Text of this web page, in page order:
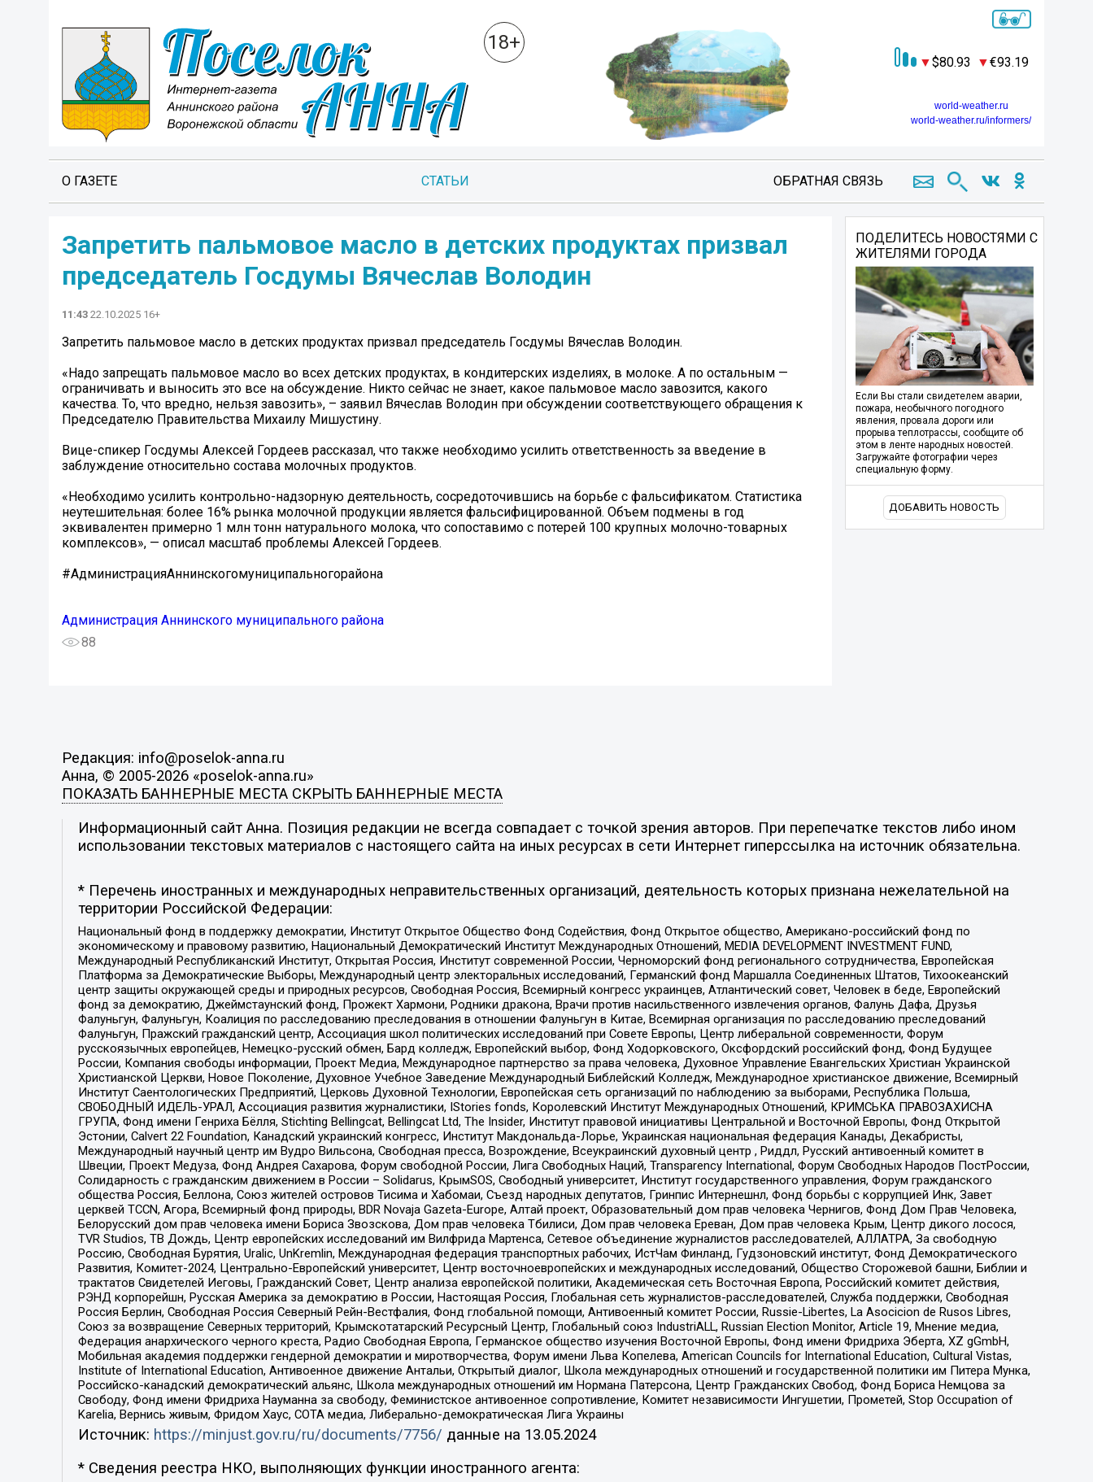
18+
80.93 93.19
world-weather.ru
world-weather.ru/informers/
О ГАЗЕТЕ СТАТЬИ ОБРАТНАЯ СВЯЗЬ
Запретить пальмовое масло в детских продуктах призвал
председатель Госдумы Вячеслав Володин
11:43 22.10.2025 16+
Запретить пальмовое масло в детских продуктах призвал председатель Госдумы Вячеслав Володин.
«Надо запрещать пальмовое масло во всех детских продуктах, в кондитерских изделиях, в молоке. А по остальным —
ограничивать и выносить это все на обсуждение. Никто сейчас не знает, какое пальмовое масло завозится, какого
качества. То, что вредно, нельзя завозить», – заявил Вячеслав Володин при обсуждении соответствующего обращения к
Председателю Правительства Михаилу Мишустину.
Вице-спикер Госдумы Алексей Гордеев рассказал, что также необходимо усилить ответственность за введение в
заблуждение относительно состава молочных продуктов.
«Необходимо усилить контрольно-надзорную деятельность, сосредоточившись на борьбе с фальсификатом. Статистика
неутешительная: более 16% рынка молочной продукции является фальсифицированной. Объем подмены в год
эквивалентен примерно 1 млн тонн натурального молока, что сопоставимо с потерей 100 крупных молочно-товарных
комплексов», — описал масштаб проблемы Алексей Гордеев.
#АдминистрацияАннинскогомуниципальногорайона
Администрация Аннинского муниципального района
88
ПОДЕЛИТЕСЬ НОВОСТЯМИ С
ЖИТЕЛЯМИ ГОРОДА
Если Вы стали свидетелем аварии,
пожара, необычного погодного
явления, провала дороги или
прорыва теплотрассы, сообщите об
этом в ленте народных новостей.
Загружайте фотографии через
специальную форму.
ДОБАВИТЬ НОВОСТЬ
Редакция: info@poselok-anna.ru
Анна, © 2005-2026 «poselok-anna.ru»
ПОКАЗАТЬ БАННЕРНЫЕ МЕСТА СКРЫТЬ БАННЕРНЫЕ МЕСТА
Информационный сайт Анна. Позиция редакции не всегда совпадает с точкой зрения авторов. При перепечатке текстов либо ином
использовании текстовых материалов с настоящего сайта на иных ресурсах в сети Интернет гиперссылка на источник обязательна.
* Перечень иностранных и международных неправительственных организаций, деятельность которых признана нежелательной на
территории Российской Федерации:
Национальный фонд в поддержку демократии, Институт Открытое Общество Фонд Содействия, Фонд Открытое общество, Американо-российский фонд по
экономическому и правовому развитию, Национальный Демократический Институт Международных Отношений, MEDIA DEVELOPMENT INVESTMENT FUND,
Международный Республиканский Институт, Открытая Россия, Институт современной России, Черноморский фонд регионального сотрудничества, Европейская
Платформа за Демократические Выборы, Международный центр электоральных исследований, Германский фонд Маршалла Соединенных Штатов, Тихоокеанский
центр защиты окружающей среды и природных ресурсов, Свободная Россия, Всемирный конгресс украинцев, Атлантический совет, Человек в беде, Европейский
фонд за демократию, Джеймстаунский фонд, Прожект Хармони, Родники дракона, Врачи против насильственного извлечения органов, Фалунь Дафа, Друзья
Фалуньгун, Фалуньгун, Коалиция по расследованию преследования в отношении Фалуньгун в Китае, Всемирная организация по расследованию преследований
Фалуньгун, Пражский гражданский центр, Ассоциация школ политических исследований при Совете Европы, Центр либеральной современности, Форум
русскоязычных европейцев, Немецко-русский обмен, Бард колледж, Европейский выбор, Фонд Ходорковского, Оксфордский российский фонд, Фонд Будущее
России, Компания свободы информации, Проект Медиа, Международное партнерство за права человека, Духовное Управление Евангельских Христиан Украинской
Христианской Церкви, Новое Поколение, Духовное Учебное Заведение Международный Библейский Колледж, Международное христианское движение, Всемирный
Институт Саентологических Предприятий, Церковь Духовной Технологии, Европейская сеть организаций по наблюдению за выборами, Республика Польша,
СВОБОДНЫЙ ИДЕЛЬ-УРАЛ, Ассоциация развития журналистики, IStories fonds, Королевский Институт Международных Отношений, КРИМСЬКА ПРАВОЗАХИСНА
ГРУПА, Фонд имени Генриха Бёлля, Stichting Bellingcat, Bellingcat Ltd, The Insider, Институт правовой инициативы Центральной и Восточной Европы, Фонд Открытой
Эстонии, Calvert 22 Foundation, Канадский украинский конгресс, Институт Макдональда-Лорье, Украинская национальная федерация Канады, Декабристы,
Международный научный центр им Вудро Вильсона, Свободная пресса, Возрождение, Всеукраинский духовный центр , Риддл, Русский антивоенный комитет в
Швеции, Проект Медуза, Фонд Андрея Сахарова, Форум свободной России, Лига Свободных Наций, Transparеncy International, Форум Свободных Народов ПостРоссии,
Солидарность с гражданским движением в России – Solidarus, КрымSOS, Свободный университет, Институт государственного управления, Форум гражданского
общества Россия, Беллона, Союз жителей островов Тисима и Хабомаи, Съезд народных депутатов, Гринпис Интернешнл, Фонд борьбы с коррупцией Инк, Завет
церквей TCCN, Агора, Всемирный фонд природы, BDR Novaja Gazeta-Europe, Алтай проект, Образовательный дом прав человека Чернигов, Фонд Дом Прав Человека,
Белорусский дом прав человека имени Бориса Звозскова, Дом прав человека Тбилиси, Дом прав человека Ереван, Дом прав человека Крым, Центр дикого лосося,
TVR Studios, ТВ Дождь, Центр европейских исследований им Вилфрида Мартенса, Сетевое объединение журналистов расследователей, АЛЛАТРА, За свободную
Россию, Свободная Бурятия, Uralic, UnKremlin, Международная федерация транспортных рабочих, ИстЧам Финланд, Гудзоновский институт, Фонд Демократического
Развития, Комитет-2024, Центрально-Европейский университет, Центр восточноевропейских и международных исследований, Общество Сторожевой башни, Библии и
трактатов Свидетелей Иеговы, Гражданский Совет, Центр анализа европейской политики, Академическая сеть Восточная Европа, Российский комитет действия,
РЭНД корпорейшн, Русская Америка за демократию в России, Настоящая Россия, Глобальная сеть журналистов-расследователей, Служба поддержки, Свободная
Россия Берлин, Свободная Россия Северный Рейн-Вестфалия, Фонд глобальной помощи, Антивоенный комитет России, Russie-Libertes, La Asocicion de Rusos Libres,
Союз за возвращение Северных территорий, Крымскотатарский Ресурсный Центр, Глобальный союз IndustriALL, Russian Election Monitor, Article 19, Мнение медиа,
Федерация анархического черного креста, Радио Свободная Европа, Германское общество изучения Восточной Европы, Фонд имени Фридриха Эберта, XZ gGmbH,
Мобильная академия поддержки гендерной демократии и миротворчества, Форум имени Льва Копелева, American Councils for International Education, Cultural Vistas,
Institute of International Education, Антивоенное движение Антальи, Открытый диалог, Школа международных отношений и государственной политики им Питера Мунка,
Российско-канадский демократический альянс, Школа международных отношений им Нормана Патерсона, Центр Гражданских Свобод, Фонд Бориса Немцова за
Свободу, Фонд имени Фридриха Науманна за свободу, Феминистское антивоенное сопротивление, Комитет независимости Ингушетии, Прометей, Stop Occupation of
Karelia, Вернись живым, Фридом Хаус, СОТА медиа, Либерально-демократическая Лига Украины
Источник: https://minjust.gov.ru/ru/documents/7756/ данные на 13.05.2024
* Сведения реестра НКО, выполняющих функции иностранного агента: